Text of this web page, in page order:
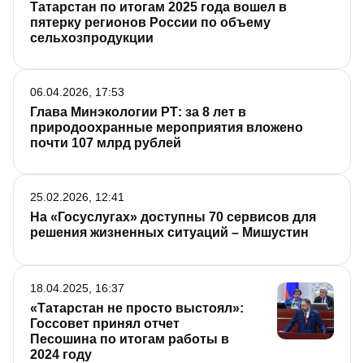
Татарстан по итогам 2025 года вошел в
пятерку регионов России по объему
сельхозпродукции
Глава Минэкологии РТ: за 8 лет в
природоохранные мероприятия вложено
почти 107 млрд рублей
06.04.2026, 17:53
На «Госуслугах» доступны 70 сервисов для
решения жизненных ситуаций – Мишустин
25.02.2026, 12:41
«Татарстан не просто выстоял»:
Госсовет принял отчет
Песошина по итогам работы в
2024 году
18.04.2025, 16:37